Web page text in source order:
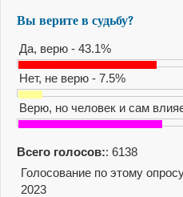
Вы верите в судьбу?
Да, верю - 43.1%
Нет, не верю - 7.5%
Верю, но человек и сам
Всего голосов:: 6138
Голосование по этому
2023